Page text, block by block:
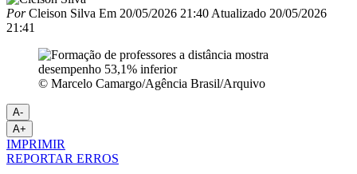
PorCleison Silva Em 20/05/2026 21:40 Atualizado 20/05/2026
21:41
© Marcelo Camargo/Agência Brasil/Arquivo
A-
A+
IMPRIMIR
REPORTAR ERROS